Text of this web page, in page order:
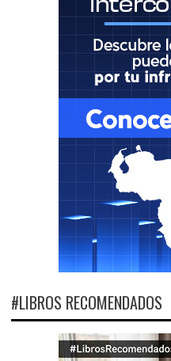
#LIBROS RECOMENDADOS